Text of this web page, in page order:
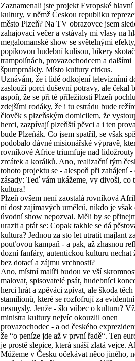
Zaznamenali jste projekt Evropské hlavní
kultury, v němž Českou republiku
město Plzeň? Na TV obrazovce jsem
zahajovací večer a vstávaly mi vlasy na
megalomanské show se světelnými
popíkovou hudební kulisou, bikery
trampolínách, provazochodcem a dalšími
špumprnákly. Místo kultury cirkus.
Uznávám, že i lidé odkojení televizními
zaslouží porci duševní potravy, ale čekal
aspoň, že se při té příležitosti Plzeň
zdejšími rodáky, že i tu estrádu bude
člověk s plzeňským domicilem, že
herci, zazpívají plzeňští pěvci a i ten
bude Plzeňák. Co jsem spatřil, se však
podobalo dávné misionářské výpravě,
rovníkové Africe triumfuje nad
zrcátek a korálků. Ano, realizační tým
tohoto projektu se - alespoň při zahájení -
zásady: Teď vám ukážeme, vy divoši, co
kultura!
Plzeň ovšem není zaostalá rovníková
ní dost zajímavých umělců, nikdo je však
úvodní show nepozval. Měli by se
urazit a ptát se: Copak takhle se dá
kultura? Jednou za sto let utratit majlant
pouťovou kampaň - a pak, až zhasnou
dozní fanfáry, autentickou kulturu nechat
bez dotací a zájmu vrchnosti?
Ano, místní malíři budou ve vší
malovat, spisovatelé psát, hudebníci
herci hrát a zpěváci zpívat, ale škoda těch
stamilionů, které se rozfofrují za evidentní
nesmysly. Jenže - šlo vůbec o kulturu?
ministra kultury nejvíc okouzlil onen
provazochodec - a od českého
že “o peníze jde až v první řadě“. Ten
je prostě slepice, která snáší zlatá vejce.
Můžeme v Česku očekávat něco jiného,